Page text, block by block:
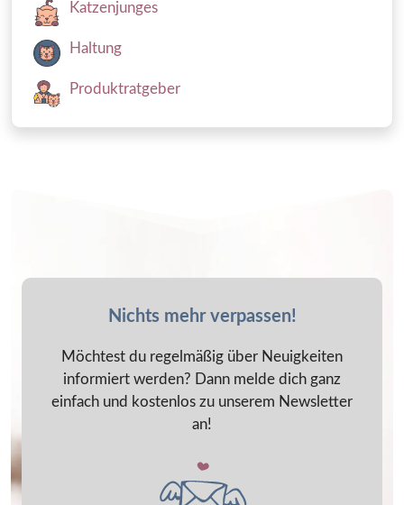
Katzenjunges
Haltung
Produktratgeber
Nichts mehr verpassen!
Möchtest du regelmäßig über Neuigkeiten
informiert werden? Dann melde dich ganz
einfach und kostenlos zu unserem Newsletter
an!